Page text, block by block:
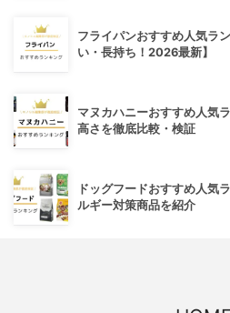
フライパンおすすめ人気ラ
い・長持ち！2026最新】
マヌカハニーおすすめ人気
高さを徹底比較・検証
ドッグフードおすすめ人気
ルギー対策商品を紹介